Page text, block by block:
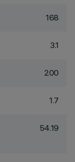
168
3.1
200
1.7
54.19